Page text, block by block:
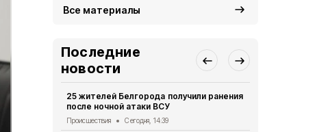
Все материалы
Последние
новости
25 жителей Белгорода получили ранения
после ночной атаки ВСУ
Происшествия Сегодня, 14:39